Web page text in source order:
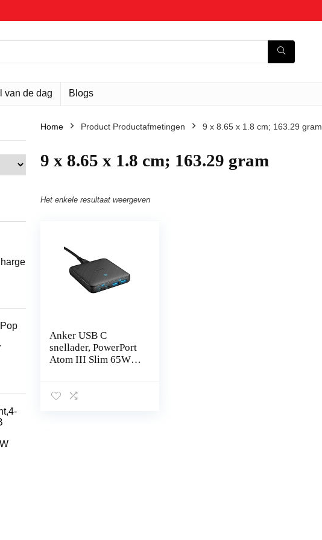
van de dag Blogs
Home Product Productafmetingen ‎9 x 8.65 x 1.8 cm; 163.29 gram
‎9 x 8.65 x 1.8 cm; 163.29 gram
Het enkele resultaat weergeven
Anker USB C
snellader, PowerPort
Atom III Slim 65W
Dual USB C-poorten